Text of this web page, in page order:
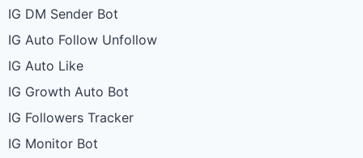
IG DM Sender Bot
IG Auto Follow Unfollow
IG Auto Like
IG Growth Auto Bot
IG Followers Tracker
IG Monitor Bot